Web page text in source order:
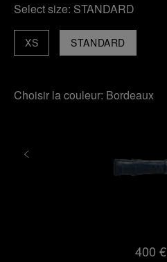
Select size: STANDARD
STANDARD
XS
Choisir la couleur: Bordeaux
400 €